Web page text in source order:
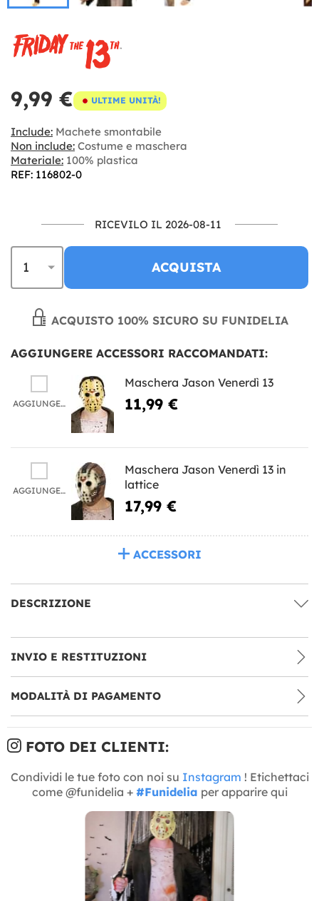
9,99 € ULTIME UNITÀ!
Include: Machete smontabile
Non include: Costume e maschera
Materiale: 100% plastica
REF: 116802-0
RICEVILO IL 2026-08-11
ACQUISTA
ACQUISTO 100% SICURO SU FUNIDELIA
AGGIUNGERE ACCESSORI RACCOMANDATI:
AGGIUNGERE
Maschera Jason Venerdì 13
11,99 €
AGGIUNGERE
Maschera Jason Venerdì 13 in
lattice
17,99 €
ACCESSORI
DESCRIZIONE
INVIO E RESTITUZIONI
MODALITÀ DI PAGAMENTO
FOTO DEI CLIENTI:
Condividi le tue foto con noi su Instagram ! Etichettaci
come @funidelia + #Funidelia per apparire qui